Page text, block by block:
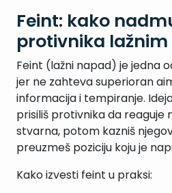
Feint: kako
protivnika
Feint (lažni napad) je jedna
jer ne zahteva superioran
informacija i tempiranje.
prisiliš protivnika da reaguje
stvarna, potom kazniš
preuzmeš poziciju koju je
Kako izvesti feint u praksi: